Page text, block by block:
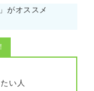
に関わる機会
可能性があり
を整理して
がオススメ
い人